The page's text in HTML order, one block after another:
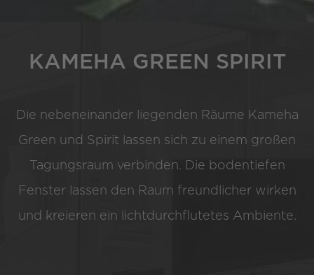
KAMEHA GREEN SPIRIT
Die nebeneinander liegenden Räume Kameha
Green und Spirit lassen sich zu einem großen
Tagungsraum verbinden. Die bodentiefen
Fenster lassen den Raum freundlicher wirken
und kreieren ein lichtdurchflutetes Ambiente.